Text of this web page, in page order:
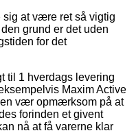
sig at være ret så vigtig
grund er det uden
for det
til 1 hverdags levering
Maxim Active
vær opmærksom på at
forinden et givent
nå at få varerne klar